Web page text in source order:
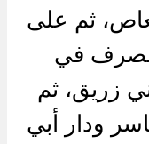
ثم على
في
زريق، ثم
ودار أبي